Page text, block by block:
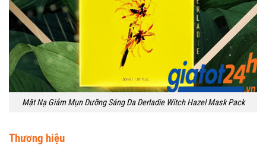
Mặt Nạ Giảm Mụn Dưỡng Sáng Da Derladie Witch Hazel Mask Pack
Thương hiệu